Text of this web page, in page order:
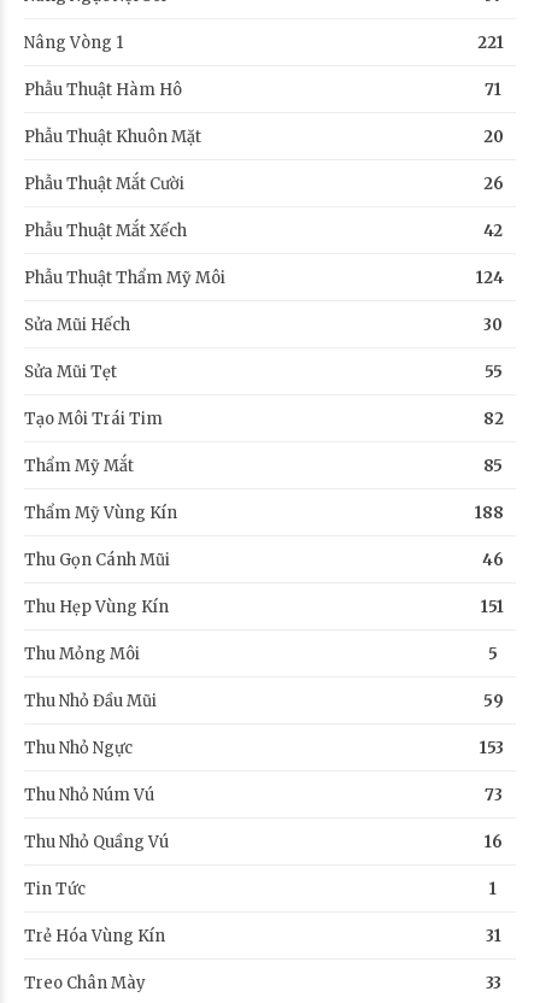
Nâng Vòng 1 221
Phẫu Thuật Hàm Hô 71
Phẫu Thuật Khuôn Mặt 20
Phẫu Thuật Mắt Cười 26
Phẫu Thuật Mắt Xếch 42
Phẫu Thuật Thẩm Mỹ Môi 124
Sửa Mũi Hếch 30
Sửa Mũi Tẹt 55
Tạo Môi Trái Tim 82
Thẩm Mỹ Mắt 85
Thẩm Mỹ Vùng Kín 188
Thu Gọn Cánh Mũi 46
Thu Hẹp Vùng Kín 151
Thu Mỏng Môi 5
Thu Nhỏ Đầu Mũi 59
Thu Nhỏ Ngực 153
Thu Nhỏ Núm Vú 73
Thu Nhỏ Quầng Vú 16
Tin Tức 1
Trẻ Hóa Vùng Kín 31
Treo Chân Mày 33